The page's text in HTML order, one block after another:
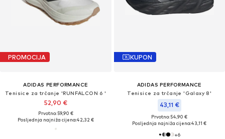
PROMOCIJA
ADIDAS PERFORMANCE
Tenisice za trčanje 'RUNFALCON 6 '
52,90 €
Prvotno: 59,90 €
Posljednja najniža cijena:42,32 €
KUPON
ADIDAS PERFORMANCE
Tenisice za trčanje 'Galaxy 8'
43,11 €
Prvotno: 54,90 €
Posljednja najniža cijena:43,11 €
+6